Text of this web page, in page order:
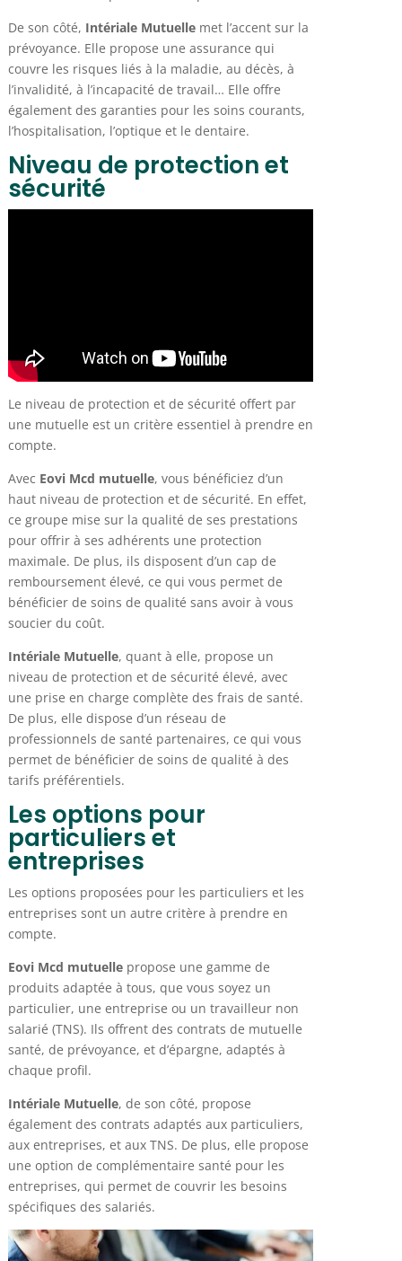
De son côté, Intériale Mutuellemet l’accent sur la
prévoyance. Elle propose une assurance qui
couvre les risques liés à la maladie, au décès, à
l’invalidité, à l’incapacité de travail… Elle offre
également des garanties pour les soins courants,
l’hospitalisation, l’optique et le dentaire.
Niveau de protection et
sécurité
Le niveau de protection et de sécurité offert par
une mutuelle est un critère essentiel à prendre en
compte.
Avec Eovi Mcd mutuelle, vous bénéficiez d’un
haut niveau de protection et de sécurité. En effet,
ce groupe mise sur la qualité de ses prestations
pour offrir à ses adhérents une protection
maximale. De plus, ils disposent d’un cap de
remboursement élevé, ce qui vous permet de
bénéficier de soins de qualité sans avoir à vous
soucier du coût.
Intériale Mutuelle, quant à elle, propose un
niveau de protection et de sécurité élevé, avec
une prise en charge complète des frais de santé.
De plus, elle dispose d’un réseau de
professionnels de santé partenaires, ce qui vous
permet de bénéficier de soins de qualité à des
tarifs préférentiels.
Les options pour
particuliers et
entreprises
Les options proposées pour les particuliers et les
entreprises sont un autre critère à prendre en
compte.
Eovi Mcd mutuellepropose une gamme de
produits adaptée à tous, que vous soyez un
particulier, une entreprise ou un travailleur non
salarié (TNS). Ils offrent des contrats de mutuelle
santé, de prévoyance, et d’épargne, adaptés à
chaque profil.
Intériale Mutuelle, de son côté, propose
également des contrats adaptés aux particuliers,
aux entreprises, et aux TNS. De plus, elle propose
une option de complémentaire santé pour les
entreprises, qui permet de couvrir les besoins
spécifiques des salariés.